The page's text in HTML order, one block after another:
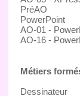
PréAO
PowerPoint
AO-01 -
AO-16 -
Métiers
Dessinateur